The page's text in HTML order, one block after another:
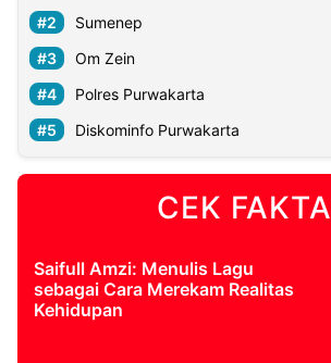
Sumenep
Om Zein
Polres Purwakarta
Diskominfo Purwakarta
CEK FAKTA
Saifull Amzi: Menulis Lagu
sebagai Cara Merekam Realitas
Kehidupan